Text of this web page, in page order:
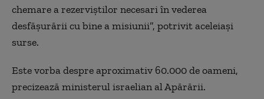
chemare a rezerviştilor necesari în vederea
desfăşurării cu bine a misiunii”, potrivit aceleiaşi
surse.
Este vorba despre aproximativ 60.000 de oameni,
precizează ministerul israelian al Apărării.